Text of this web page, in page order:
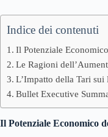
Indice dei contenuti
Il Potenziale
Le Ragioni
L’Impatto della Tari
Bullet Executive
Il Potenziale Economico